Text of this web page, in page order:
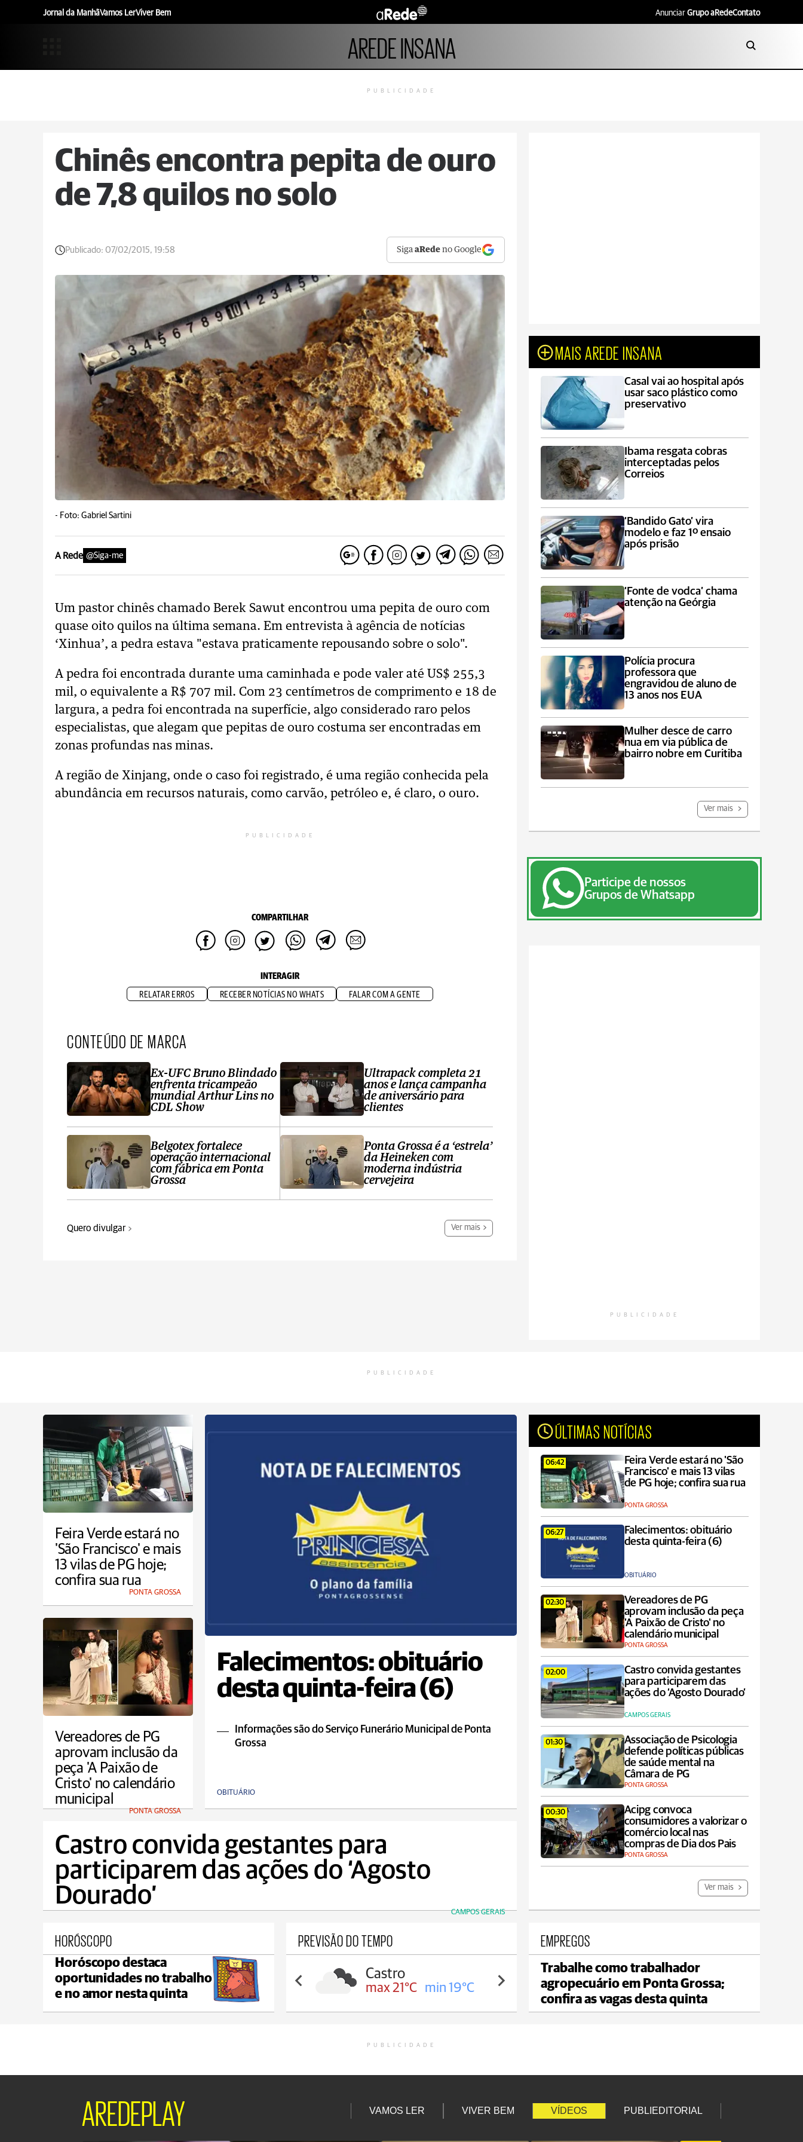
Jornal da ManhãVamos LerViver Bem Anunciar Grupo aRedeContato
AREDE INSANA
PUBLICIDADE
Chinês encontra pepita de ouro
de 7,8 quilos no solo
Publicado: 07/02/2015, 19:58 SigaaRede no Google
- Foto: Gabriel Sartini
A Rede @Siga-me
Um pastor chinês chamado Berek Sawut encontrou uma pepita de ouro com
quase oito quilos na última semana. Em entrevista à agência de notícias
‘Xinhua’, a pedra estava "estava praticamente repousando sobre o solo".
A pedra foi encontrada durante uma caminhada e pode valer até US$ 255,3
mil, o equivalente a R$ 707 mil. Com 23 centímetros de comprimento e 18 de
largura, a pedra foi encontrada na superfície, algo considerado raro pelos
especialistas, que alegam que pepitas de ouro costuma ser encontradas em
zonas profundas nas minas.
A região de Xinjang, onde o caso foi registrado, é uma região conhecida pela
abundância em recursos naturais, como carvão, petróleo e, é claro, o ouro.
PUBLICIDADE
COMPARTILHAR
INTERAGIR
RELATAR ERROS RECEBER NOTÍCIAS NO WHATS FALAR COM A GENTE
CONTEÚDO DE MARCA
Ex-UFC Bruno Blindado
enfrenta tricampeão
mundial Arthur Lins no
CDL Show
Belgotex fortalece
operação internacional
com fábrica em Ponta
Grossa
Ultrapack completa 21
anos e lança campanha
de aniversário para
clientes
Ponta Grossa é a ‘estrela’
da Heineken com
moderna indústria
cervejeira
Quero divulgar Ver mais
MAIS AREDE INSANA
Casal vai ao hospital após
usar saco plástico como
preservativo
Ibama resgata cobras
interceptadas pelos
Correios
‘Bandido Gato’ vira
modelo e faz 1º ensaio
após prisão
‘Fonte de vodca’ chama
atenção na Geórgia
Polícia procura
professora que
engravidou de aluno de
13 anos nos EUA
Mulher desce de carro
nua em via pública de
bairro nobre em Curitiba
Ver mais
Participe de nossos
Grupos de Whatsapp
PUBLICIDADE
PUBLICIDADE
Feira Verde estará no
'São Francisco' e mais
13 vilas de PG hoje;
confira sua rua
PONTA GROSSA
Falecimentos: obituário
desta quinta-feira (6)
Informações são do Serviço Funerário Municipal de Ponta
Grossa
OBITUÁRIO
ÚLTIMAS NOTÍCIAS
06:42
Feira Verde estará no 'São
Francisco' e mais 13 vilas
de PG hoje; confira sua rua
PONTA GROSSA
06:27
Falecimentos: obituário
desta quinta-feira (6)
OBITUÁRIO
02:30
Vereadores de PG
aprovam inclusão da peça
'A Paixão de Cristo' no
calendário municipal
PONTA GROSSA
02:00
Castro convida gestantes
para participarem das
ações do ‘Agosto Dourado’
CAMPOS GERAIS
01:30
Associação de Psicologia
defende políticas públicas
de saúde mental na
Câmara de PG
PONTA GROSSA
00:30
Acipg convoca
consumidores a valorizar o
comércio local nas
compras de Dia dos Pais
PONTA GROSSA
Ver mais
Vereadores de PG
aprovam inclusão da
peça 'A Paixão de
Cristo' no calendário
municipal
PONTA GROSSA
Castro convida gestantes para
participarem das ações do ‘Agosto
Dourado’
CAMPOS GERAIS
HORÓSCOPO
Horóscopo destaca
oportunidades no trabalho
e no amor nesta quinta
PREVISÃO DO TEMPO
Castro
max 21°C min 19°C
Carambeí
max 21°C min 18°C
Jaguariaíva
max 21°C min 20°C
EMPREGOS
Trabalhe como trabalhador
agropecuário em Ponta Grossa;
confira as vagas desta quinta
PUBLICIDADE
AREDEPLAY VAMOS LER VIVER BEM VÍDEOS PUBLIEDITORIAL